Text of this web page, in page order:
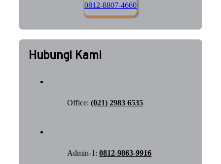
0812-8807-4660
Hubungi Kami
Office:(021) 2983 6535
Admin-1:0812-9863-9916